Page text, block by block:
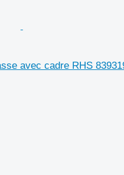
avec cadre RHS